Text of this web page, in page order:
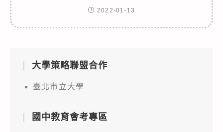
2022-01-13
大學策略聯盟合作
臺北市立大學
國中教育會考專區